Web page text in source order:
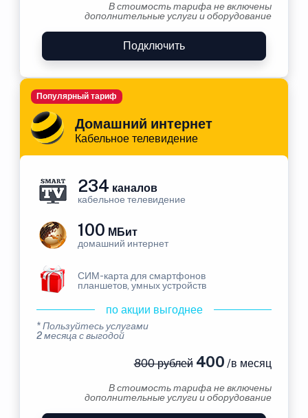
В стоимость тарифа не включены
дополнительные услуги и оборудование
Подключить
Домашний интернет
Кабельное телевидение
Популярный тариф
234 каналов
кабельное телевидение
100 МБит
домашний интернет
СИМ-карта для смартфонов
планшетов, умных устройств
по акции выгоднее
* Пользуйтесь услугами
2 месяца с выгодой
800 рублей400 /в месяц
В стоимость тарифа не включены
дополнительные услуги и оборудование